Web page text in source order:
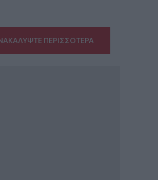
ΠΕΡΙΣΣΟΤΕΡΑ